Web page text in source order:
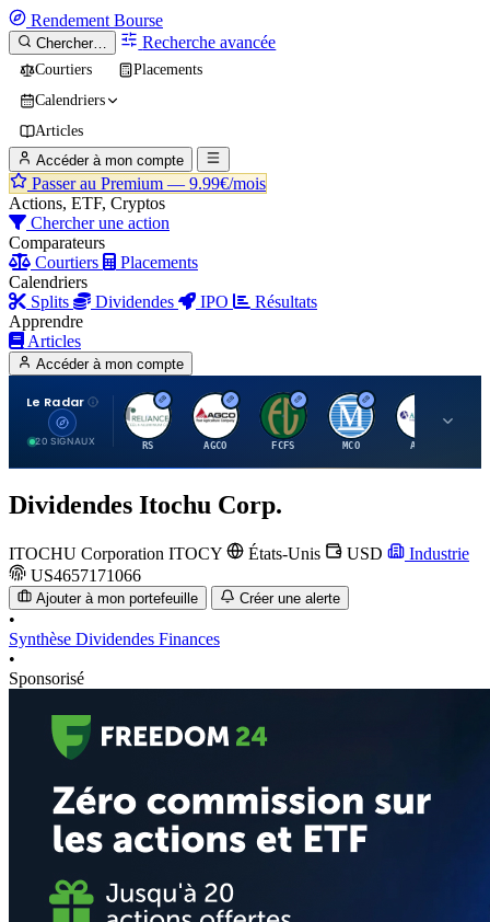
Rendement Bourse
Chercher… Recherche avancée
Courtiers
Placements
Calendriers
Articles
Accéder à mon compte
Passer au Premium — 9.99€/mois
Actions, ETF, Cryptos
Chercher une action
Comparateurs
Courtiers
Placements
Calendriers
Splits
Dividendes IPO
Résultats
Apprendre
Articles
Accéder à mon compte
Le Radar
20 SIGNAUX
R
RS
A
AGCO
F
FCFS
M
MCO
A
AIT
Dividendes Itochu Corp.
ITOCHU Corporation ITOCY États-Unis USD
Industrie
US4657171066
Ajouter à mon portefeuille Créer une alerte
•
Synthèse Dividendes Finances
•
Sponsorisé